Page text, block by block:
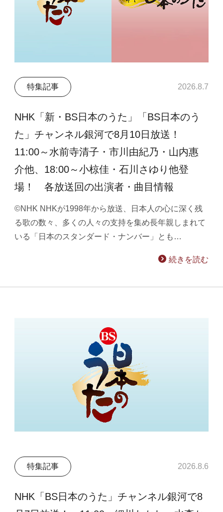
特集記事 2026.8.7
NHK「新・BS日本のうた」「BS日本のう
た」チャンネル銀河で8月10日放送！
11:00～水前寺清子・市川由紀乃・山内惠
介他、18:00～小椋佳・石川さゆり他登
場！ 各放送回の出演者・曲目情報
©NHK NHKが1998年から放送、日本人の心に深く残
る歌の数々、多くの人々の支持を集め長年親しまれて
いる「日本のスタンダード・ナンバー」とも…
続きを読む
特集記事 2026.8.6
NHK「BS日本のうた」チャンネル銀河で8